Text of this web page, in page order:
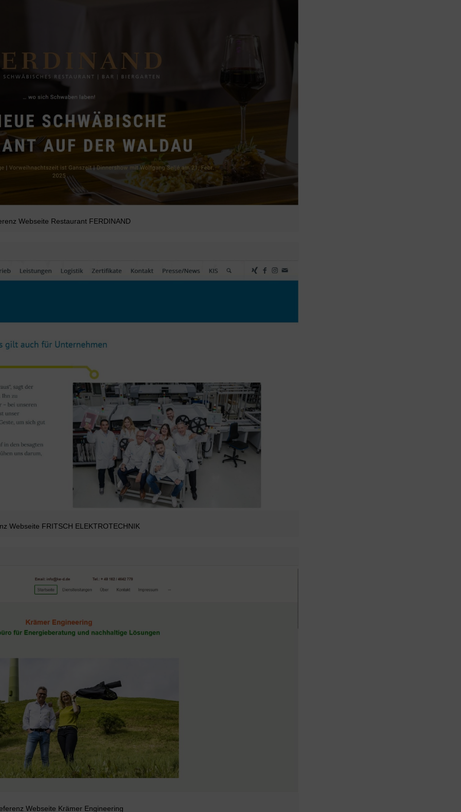
Webseite Restaurant FERDINAND
Webseite FRITSCH ELEKTROTECHNIK
Webseite Krämer Engineering